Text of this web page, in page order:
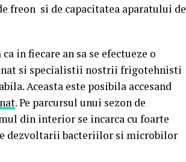
freon si de capacitatea aparatului de
in fiecare an sa se efectueze o
si specialistii nostrii frigotehnisti
Aceasta este posibila accesand
. Pe parcursul unui sezon de
din interior se incarca cu foarte
dezvoltarii bacteriilor si microbilor